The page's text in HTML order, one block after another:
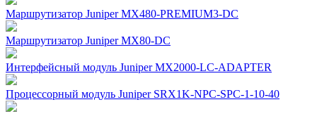
Маршрутизатор Juniper MX480-PREMIUM3-DC
Маршрутизатор Juniper MX80-DC
Интерфейсный модуль Juniper MX2000-LC-ADAPTER
Процессорный модуль Juniper SRX1K-NPC-SPC-1-10-40